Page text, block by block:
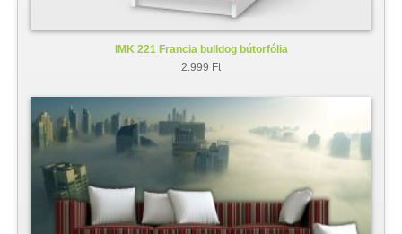
IMK 221 Francia bulldog bútorfólia
2.999 Ft